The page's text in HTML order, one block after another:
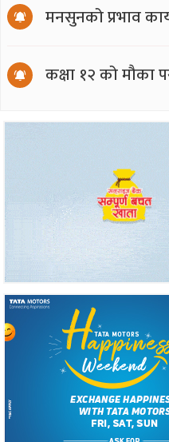
मनसुनको प्रभाव
कक्षा १२ को मौका